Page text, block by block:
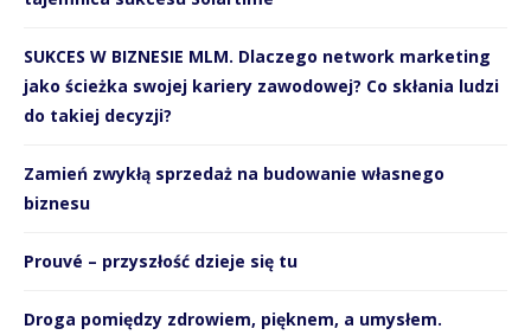
SUKCES W BIZNESIE MLM. Dlaczego network marketing
jako ścieżka swojej kariery zawodowej? Co skłania ludzi
do takiej decyzji?
Zamień zwykłą sprzedaż na budowanie własnego
biznesu
Prouvé – przyszłość dzieje się tu
Droga pomiędzy zdrowiem, pięknem, a umysłem.